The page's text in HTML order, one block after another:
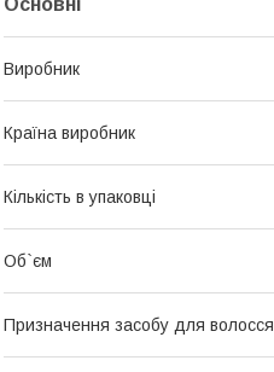
Основні
Виробник
Країна виробник
Кількість в упаковці
Об`єм
Призначення засобу для волосся